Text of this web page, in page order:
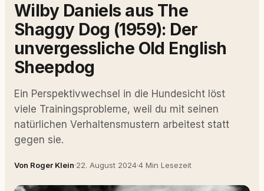
Wilby Daniels aus The
Shaggy Dog (1959): Der
unvergessliche Old English
Sheepdog
Ein Perspektivwechsel in die Hundesicht löst
viele Trainingsprobleme, weil du mit seinen
natürlichen Verhaltensmustern arbeitest statt
gegen sie.
Von Roger Klein·22. August 2024·4 Min Lesezeit